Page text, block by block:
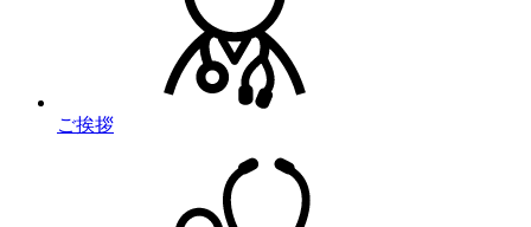
ご挨拶